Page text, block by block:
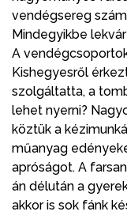
vendégsereg
Mindegyikbe
A
Kishegyesről
szolgáltatta, a
lehet nyerni?
köztük a
műanyag
apróságot. A
án délután a
akkor is sok fánk